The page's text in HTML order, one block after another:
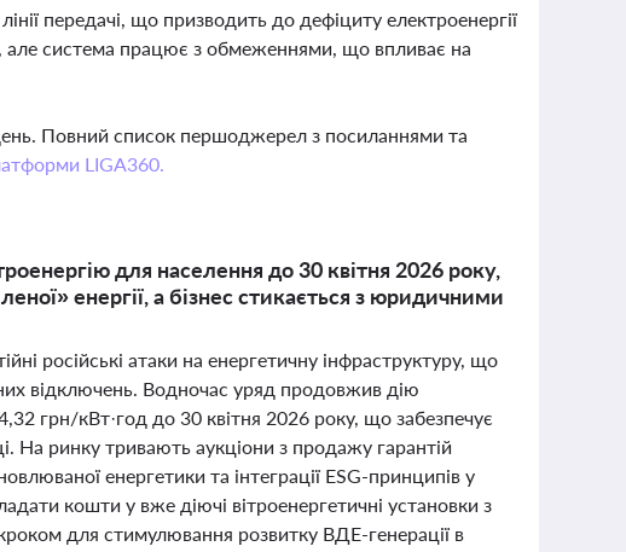
передачі, що призводить до дефіциту електроенергії
але система працює з обмеженнями, що впливає на
Повний список першоджерел з посиланнями та
LIGA360.
для населення до 30 квітня 2026 року,
енергії, а бізнес стикається з юридичними
російські атаки на енергетичну інфраструктуру, що
відключень. Водночас уряд продовжив дію
грн/кВт·год до 30 квітня 2026 року, що забезпечує
На ринку тривають аукціони з продажу гарантій
енергетики та інтеграції ESG-принципів у
кошти у вже діючі вітроенергетичні установки з
для стимулювання розвитку ВДЕ-генерації в